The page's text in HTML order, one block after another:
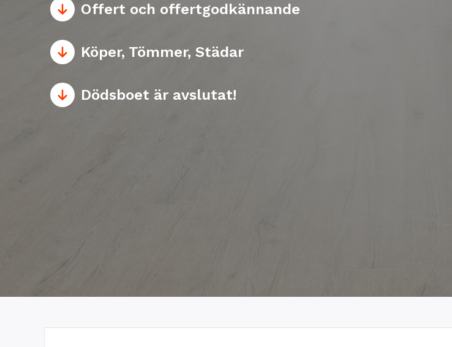
Offert och offertgodkännande
Köper, Tömmer, Städar
Dödsboet är avslutat!